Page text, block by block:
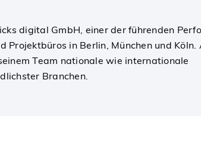
digital GmbH, einer der führenden
in Berlin, München und Köln.
Team nationale wie internationale
Branchen.